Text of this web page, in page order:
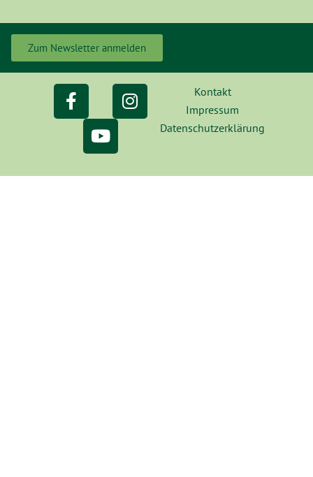
Zum Newsletter anmelden
Kontakt
Impressum
Datenschutzerklärung